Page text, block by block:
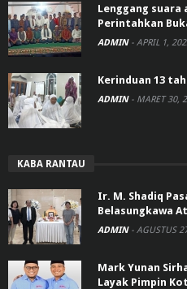
Lenggang suara
Perintahkan
ADMIN - APRIL 1,
Kerinduan 13
ADMIN - MARET 30,
KABA RANTAU
Ir. M. Shadiq
Belasungkawa
ADMIN - AGUSTUS
Mark Yunan
Layak Pimpin